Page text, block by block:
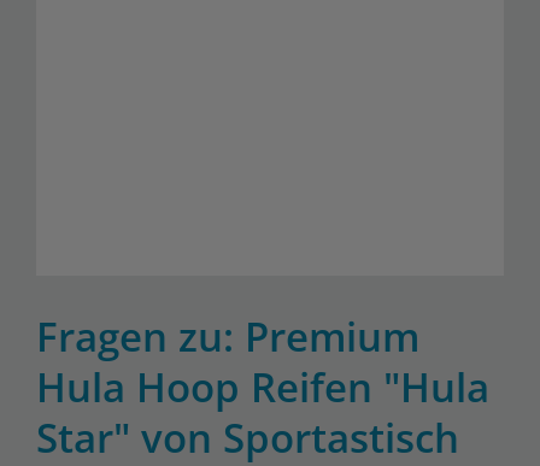
Fragen zu: Premium
Hula Hoop Reifen "Hula
Star" von Sportastisch